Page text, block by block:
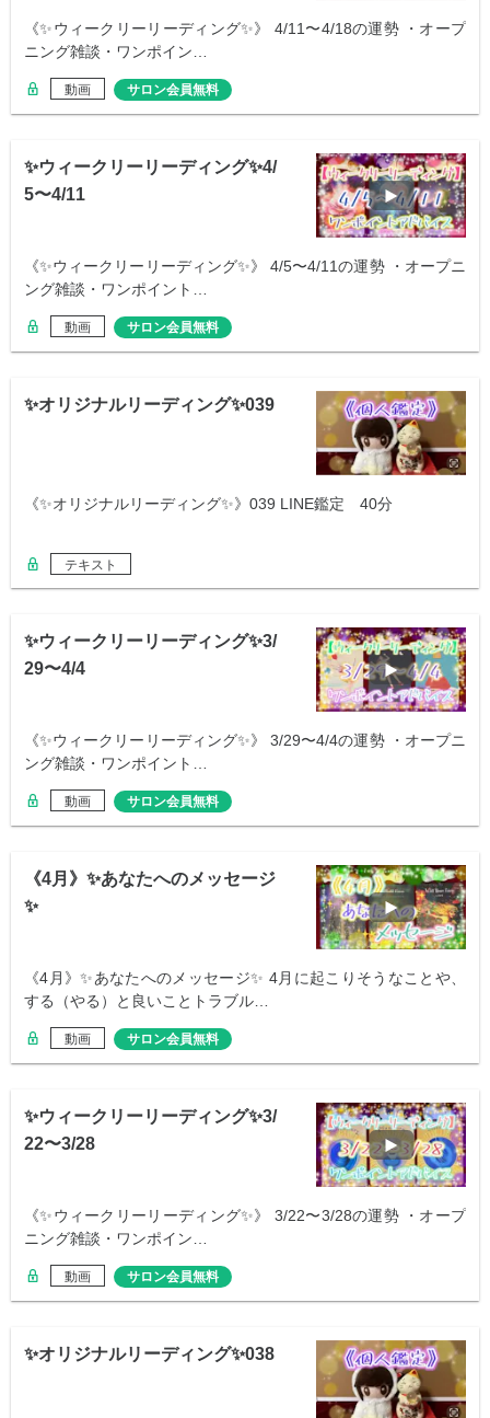
《✨ウィークリーリーディング✨》 4/11〜4/18の運勢 ・オープ
ニング雑談・ワンポイン…
動画 サロン会員無料
✨ウィークリーリーディング✨4/
5〜4/11
《✨ウィークリーリーディング✨》 4/5〜4/11の運勢 ・オープニ
ング雑談・ワンポイント…
動画 サロン会員無料
✨オリジナルリーディング✨039
《✨オリジナルリーディング✨》039 LINE鑑定 40分
テキスト
✨ウィークリーリーディング✨3/
29〜4/4
《✨ウィークリーリーディング✨》 3/29〜4/4の運勢 ・オープニ
ング雑談・ワンポイント…
動画 サロン会員無料
《4月》✨あなたへのメッセージ
✨
《4月》✨あなたへのメッセージ✨ 4月に起こりそうなことや、
する（やる）と良いことトラブル…
動画 サロン会員無料
✨ウィークリーリーディング✨3/
22〜3/28
《✨ウィークリーリーディング✨》 3/22〜3/28の運勢 ・オープ
ニング雑談・ワンポイン…
動画 サロン会員無料
✨オリジナルリーディング✨038